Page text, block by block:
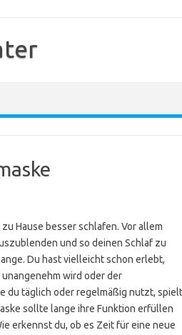
Hause besser schlafen. Vor allem
und so deinen Schlaf zu
Du hast vielleicht schon erlebt,
wird oder der
du täglich oder regelmäßig nutzt, spielt
sollte lange ihre Funktion erfüllen
erkennst du, ob es Zeit für eine neue